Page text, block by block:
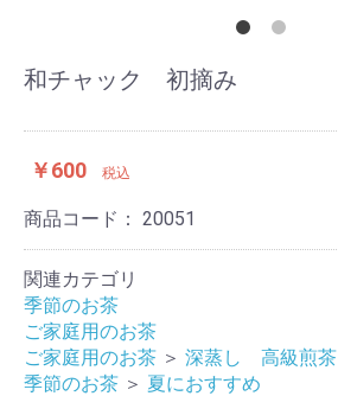
和チャック 初摘み
￥600 税込
商品コード： 20051
関連カテゴリ
季節のお茶
ご家庭用のお茶
ご家庭用のお茶 ＞ 深蒸し 高級煎茶
季節のお茶 ＞ 夏におすすめ